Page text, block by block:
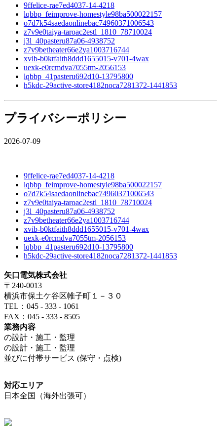
9ffelice-rae7ed4037-14-4218
lqbbp_feimprove-homestyle98ba500022157
o7d7k54saedaonlinebac74960371006543
z7v9e0taiya-taroac2estl_1810_78710024
j3l_40pasteru87a06-4938752
z7v9betheater66e2ya1003716744
xvib-b0ktfaith8ddd1655015-v701-4wax
uexk-e0rcmdva7055tm-2056153
lqbbp_41pasteru692d10-13795800
h5kdc-29active-store4182noca7281372-1441853
プライバシーポリシー
2026-07-09
9ffelice-rae7ed4037-14-4218
lqbbp_feimprove-homestyle98ba500022157
o7d7k54saedaonlinebac74960371006543
z7v9e0taiya-taroac2estl_1810_78710024
j3l_40pasteru87a06-4938752
z7v9betheater66e2ya1003716744
xvib-b0ktfaith8ddd1655015-v701-4wax
uexk-e0rcmdva7055tm-2056153
lqbbp_41pasteru692d10-13795800
h5kdc-29active-store4182noca7281372-1441853
矢口電気株式会社
〒240-0013
横浜市保土ケ谷区帷子町１－３０
TEL：045 - 333 - 1061
FAX：045 - 333 - 8505
業務内容
の設計・施工・監理
の設計・施工・監理
並びに付帯サービス (保守・点検)
対応エリア
日本全国（海外出張可）